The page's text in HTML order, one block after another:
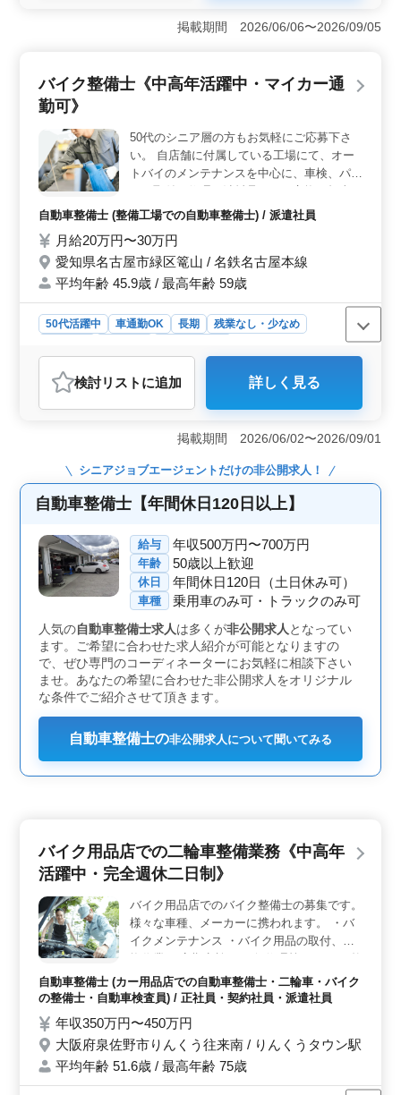
しており、週に6〜7日の休みがあります。残業も少なめ
で、長期間安定して働くことができます。これにより、
多数活躍しています。技術や知識を持つ方々がチームを
支え、若手との連携を図りながら、高い品質のサービス
ています。 ＜交通費全額支給＞ 車通勤が可能であ
り、交通費は全額支給されます。通勤手当の支給によ
り、働く方々の負担を軽減し、快適な通勤環境を整えて
います。これにより、遠方からの通勤も安心です。
掲載期間 2026/06/06〜2026/09/05
バイク整備士《中高年活躍中・マイカー通
勤可》
50代のシニア層の方もお気軽にご応募下さ
い。 自店舗に付属している工場にて、オー
トバイのメンテナンスを中心に、車検、パー
ていただきます。 整備工場での勤務経験の
ちしております。
自動車整備士 (整備工場での自動車整備士) / 派遣社員
月給20万円〜30万円
愛知県名古屋市緑区篭山 / 名鉄名古屋本線
平均年齢 45.9歳 / 最高年齢 59歳
50代活躍中 車通勤OK 長期
残業なし・少なめ
おすすめポイント
＜経験と安定のバランス＞ 整備士としての経験を活か
しつつ、中高年層にも活躍の場を提供する職場です。安
成長を両立させられます。 ＜バイク愛好家への魅力
＞ オートバイのメンテナンスや修理に関わることがで
きる環境で、バイク愛好家にとって理想的な職場です。
自身の趣味や興味を生かしながら働ける環境が魅力で
す。 ＜働く環境のサポート＞ 長期的な雇用や作業
ートする仕組みが整っています。安心して業務に取り組
めるサポート体制が整っています。
検討リスト に追加 詳しく見る
掲載期間 2026/06/02〜2026/09/01
シニアジョブエージェントだけの非公開求人！
自動車整備士【年間休日120日以上】
給与 年収500万円〜700万円
年齢 50歳以上歓迎
休日 年間休日120日（土日休み可）
車種 乗用車のみ可・トラックのみ可
人気の自動車整備士求人は多くが非公開求人 となってい
ます。ご希望に合わせた求人紹介が可能となりますの
で、ぜひ専門のコーディネーターにお気軽に相談下さい
ませ。あなたの希望に合わせた非公開求人をオリジナル
な条件でご紹介させて頂きます。
自動車整備士の非公開求人について聞いてみる
バイク用品店での二輪車整備業務《中高年
活躍中・完全週休二日制》
バイク用品店でのバイク整備士の募集です。
様々な車種、メーカーに携われます。 ・バ
イクメンテナンス ・バイク用品の取付、交
備経験者歓迎！ ＊メカニック経験のある方
歓迎致します！ ＊ベテランシニア層も活躍
自動車整備士 (カー用品店での自動車整備士・二輪車・バイク
の整備士・自動車検査員) / 正社員・契約社員・派遣社員
年収350万円〜450万円
大阪府泉佐野市りんくう往来南 / りんくうタウン駅
平均年齢 51.6歳 / 最高年齢 75歳